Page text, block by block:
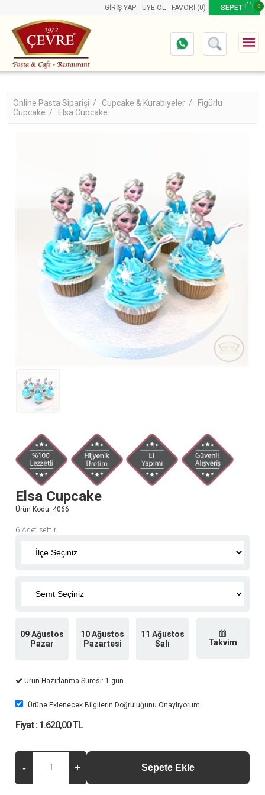
GIRIŞ YAP ÜYE OL FAVORI (0) SEPET 0
Online Pasta Siparişi / Cupcake & Kurabiyeler /
Figürlü
Cupcake /
Elsa Cupcake
Elsa Cupcake
Ürün Kodu: 4066
6 Adet settir.
09 Ağustos
Pazar
10 Ağustos
Pazartesi
11 Ağustos
Salı
Takvim
Ürün Hazırlanma Süresi: 1 gün
Ürüne Eklenecek Bilgilerin Doğruluğunu Onaylıyorum
Fiyat : 1.620,00 TL